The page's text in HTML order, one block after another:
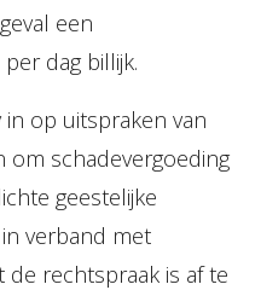
een
dag billijk.
in op uitspraken van
om schadevergoeding
geestelijke
in verband met
de rechtspraak is af te